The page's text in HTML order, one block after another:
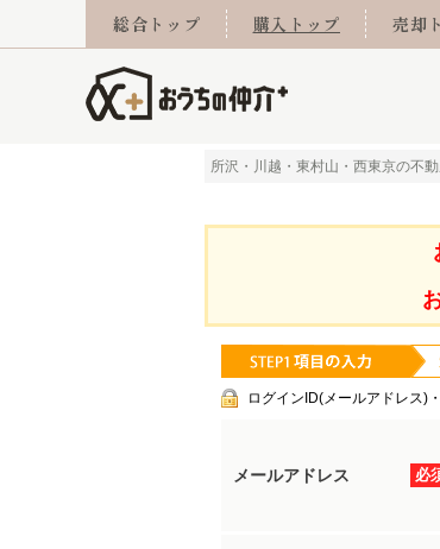
総合トップ 購入トップ 売却
学区か
当社お預かり物件 グループ
当
売却査
住み替え 離婚
リ
小手指営業所 所沢営業所
おうち
マンションカ
オンライン相談
所沢・川越・東村山・西東京の不
ログインID(メールアドレス)
必
メールアドレス